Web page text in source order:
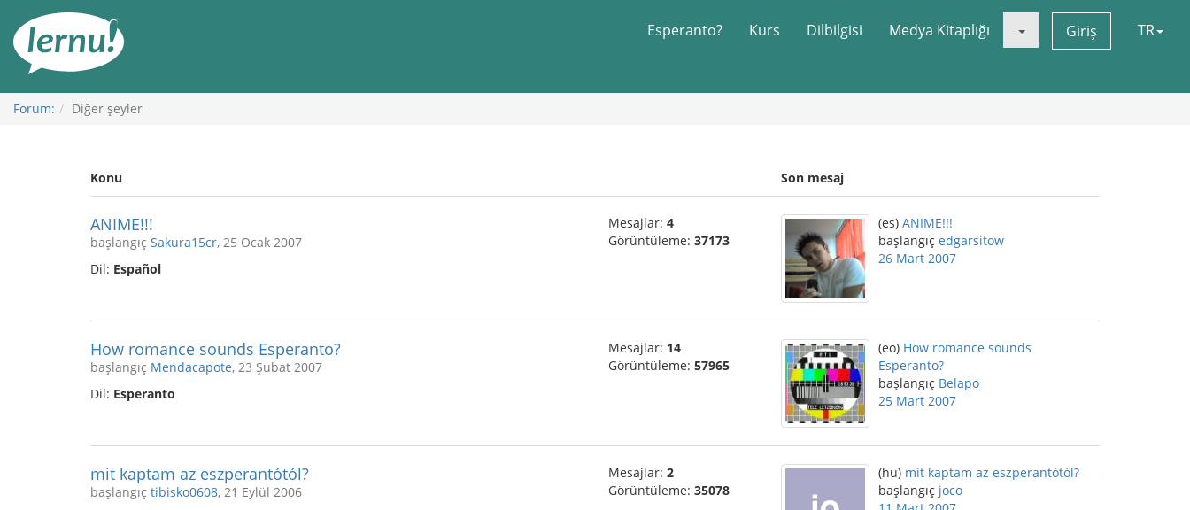
Görüntüleme
Esperanto? Kurs Dilbilgisi Medya Kitaplığı Giriş TR
Forum: Diğer şeyler
Konu Son mesaj
ANIME!!!
başlangıç Sakura15cr, 25 Ocak 2007
Dil: Español
Mesajlar: 4
Görüntüleme: 37173
(es) ANIME!!!
başlangıç edgarsitow
26 Mart 2007
How romance sounds Esperanto?
başlangıç Mendacapote, 23 Şubat 2007
Dil: Esperanto
Mesajlar: 14
Görüntüleme: 57965
(eo) How romance sounds
Esperanto?
başlangıç Belapo
25 Mart 2007
mit kaptam az eszperantótól?
başlangıç tibisko0608, 21 Eylül 2006
Mesajlar: 2
Görüntüleme: 35078
(hu) mit kaptam az eszperantótól?
başlangıç joco